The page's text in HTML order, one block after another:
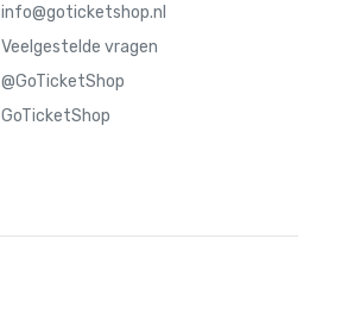
info@goticketshop.nl
Veelgestelde vragen
@GoTicketShop
GoTicketShop